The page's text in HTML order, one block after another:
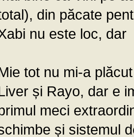
din păcate
nu este loc,
tot nu mi-a
și Rayo, dar e
meci
și sistemul